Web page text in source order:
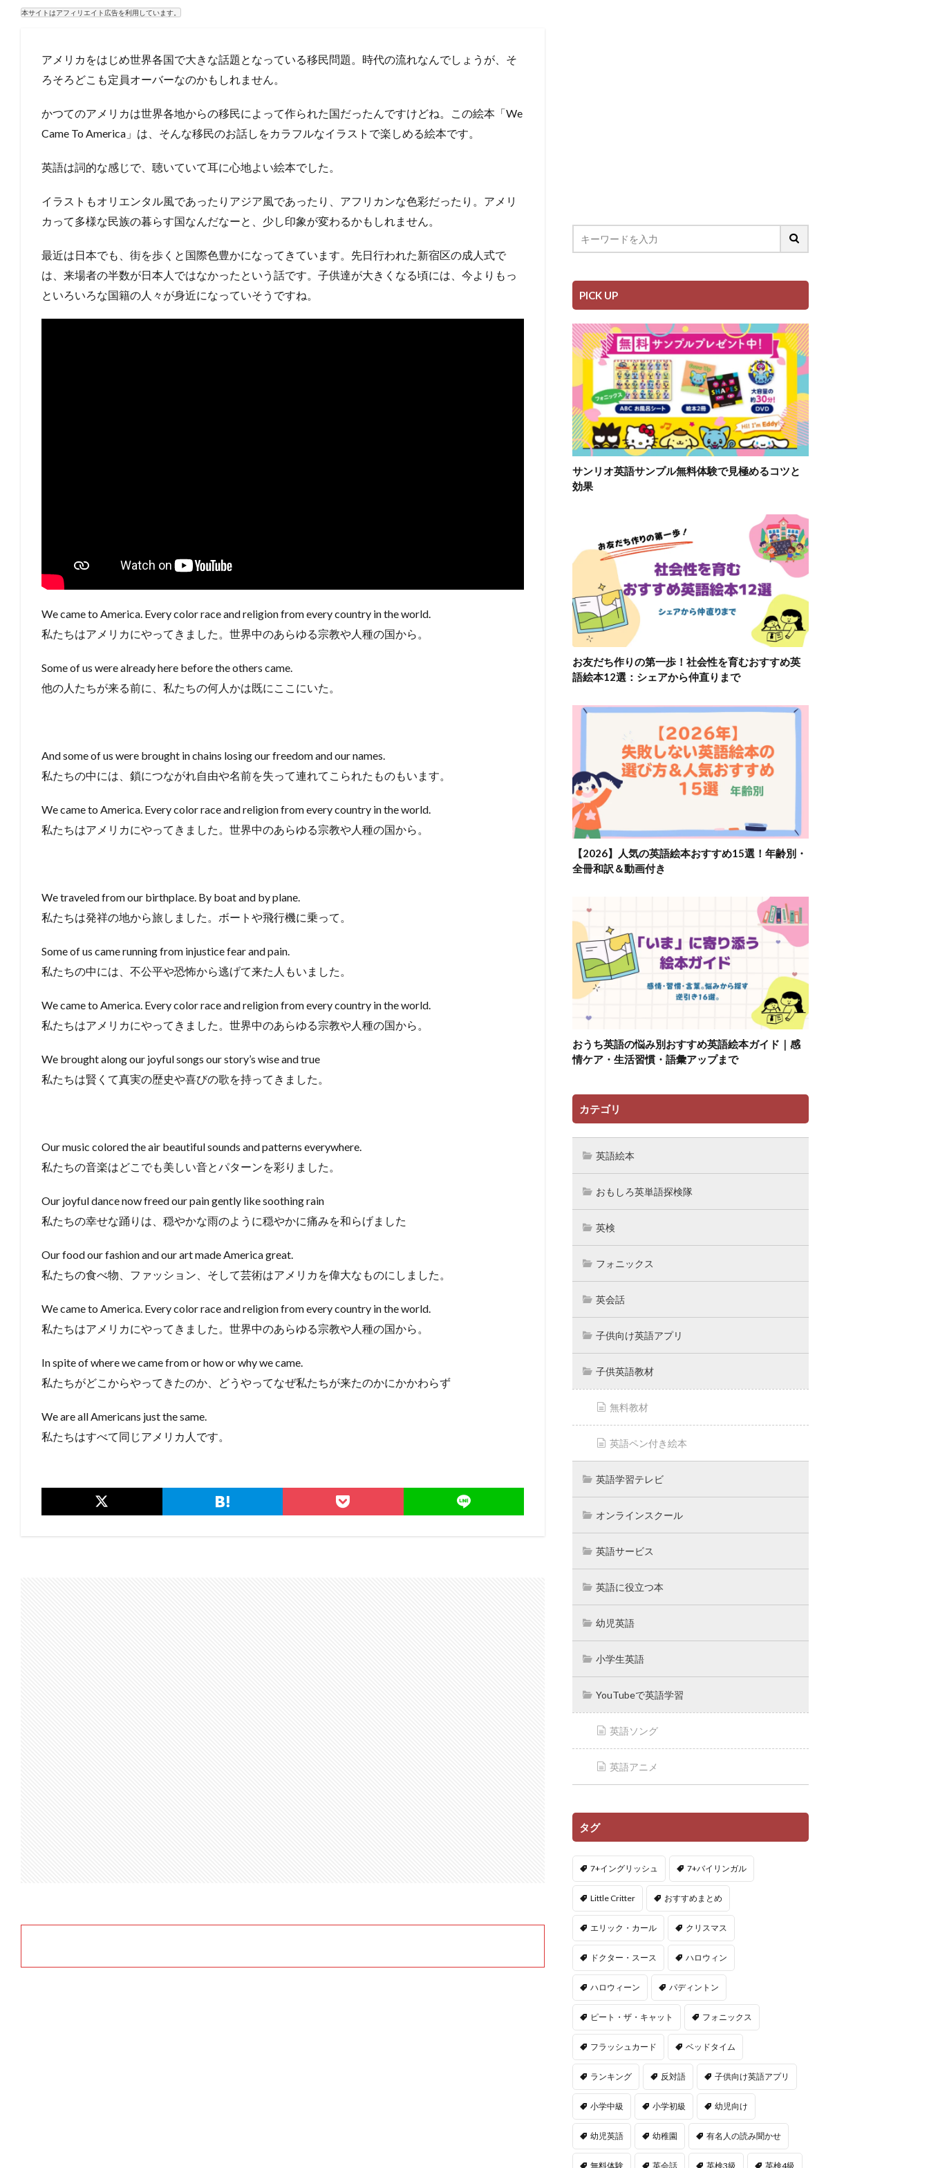
本サイトはアフィリエイト広告を利用しています。
アメリカをはじめ世界各国で大きな話題となっている移民問題。時代の流れなんでしょうが、そ
ろそろどこも定員オーバーなのかもしれません。
かつてのアメリカは世界各地からの移民によって作られた国だったんですけどね。この絵本「We
Came To America」は、そんな移民のお話しをカラフルなイラストで楽しめる絵本です。
英語は詞的な感じで、聴いていて耳に心地よい絵本でした。
イラストもオリエンタル風であったりアジア風であったり、アフリカンな色彩だったり。アメリ
カって多様な民族の暮らす国なんだなーと、少し印象が変わるかもしれません。
最近は日本でも、街を歩くと国際色豊かになってきています。先日行われた新宿区の成人式で
は、来場者の半数が日本人ではなかったという話です。子供達が大きくなる頃には、今よりもっ
といろいろな国籍の人々が身近になっていそうですね。
We came to America. Every color race and religion from every country in the world.
私たちはアメリカにやってきました。世界中のあらゆる宗教や人種の国から。
Some of us were already here before the others came.
他の人たちが来る前に、私たちの何人かは既にここにいた。
And some of us were brought in chains losing our freedom and our names.
私たちの中には、鎖につながれ自由や名前を失って連れてこられたものもいます。
We came to America. Every color race and religion from every country in the world.
私たちはアメリカにやってきました。世界中のあらゆる宗教や人種の国から。
We traveled from our birthplace. By boat and by plane.
私たちは発祥の地から旅しました。ボートや飛行機に乗って。
Some of us came running from injustice fear and pain.
私たちの中には、不公平や恐怖から逃げて来た人もいました。
We came to America. Every color race and religion from every country in the world.
私たちはアメリカにやってきました。世界中のあらゆる宗教や人種の国から。
We brought along our joyful songs our story’s wise and true
私たちは賢くて真実の歴史や喜びの歌を持ってきました。
Our music colored the air beautiful sounds and patterns everywhere.
私たちの音楽はどこでも美しい音とパターンを彩りました。
Our joyful dance now freed our pain gently like soothing rain
私たちの幸せな踊りは、穏やかな雨のように穏やかに痛みを和らげました
Our food our fashion and our art made America great.
私たちの食べ物、ファッション、そして芸術はアメリカを偉大なものにしました。
We came to America. Every color race and religion from every country in the world.
私たちはアメリカにやってきました。世界中のあらゆる宗教や人種の国から。
In spite of where we came from or how or why we came.
私たちがどこからやってきたのか、どうやってなぜ私たちが来たのかにかかわらず
We are all Americans just the same.
私たちはすべて同じアメリカ人です。
PICK UP
サンリオ英語サンプル無料体験で見極めるコツと
効果
お友だち作りの第一歩！社会性を育むおすすめ英
語絵本12選：シェアから仲直りまで
【2026】人気の英語絵本おすすめ15選！年齢別・
全冊和訳＆動画付き
おうち英語の悩み別おすすめ英語絵本ガイド｜感
情ケア・生活習慣・語彙アップまで
カテゴリ
英語絵本
おもしろ英単語探検隊
英検
フォニックス
英会話
子供向け英語アプリ
子供英語教材
無料教材
英語ペン付き絵本
英語学習テレビ
オンラインスクール
英語サービス
英語に役立つ本
幼児英語
小学生英語
YouTubeで英語学習
英語ソング
英語アニメ
タグ
7+イングリッシュ 7+バイリンガル
Little Critter おすすめまとめ
エリック・カール クリスマス
ドクター・スース ハロウィン
ハロウィーン パディントン
ピート・ザ・キャット フォニックス
フラッシュカード ベッドタイム
ランキング 反対語 子供向け英語アプリ
小学中級 小学初級 幼児向け
幼児英語 幼稚園 有名人の読み聞かせ
無料体験 英会話 英検3級 英検4級